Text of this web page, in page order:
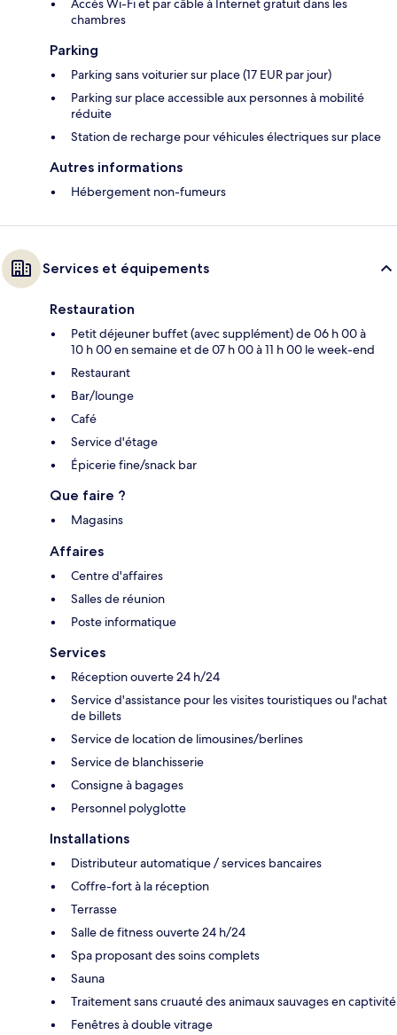
Accès Wi-Fi et par câble à Internet gratuit dans les
chambres
Parking
Parking sans voiturier sur place (17 EUR par jour)
Parking sur place accessible aux personnes à mobilité
réduite
Station de recharge pour véhicules électriques sur place
Autres informations
Hébergement non-fumeurs
Services et équipements
Restauration
Petit déjeuner buffet (avec supplément) de 06 h 00 à
10 h 00 en semaine et de 07 h 00 à 11 h 00 le week-end
Restaurant
Bar/lounge
Café
Service d'étage
Épicerie fine/snack bar
Que faire ?
Magasins
Affaires
Centre d'affaires
Salles de réunion
Poste informatique
Services
Réception ouverte 24 h/24
Service d'assistance pour les visites touristiques ou l'achat
de billets
Service de location de limousines/berlines
Service de blanchisserie
Consigne à bagages
Personnel polyglotte
Installations
Distributeur automatique / services bancaires
Coffre-fort à la réception
Terrasse
Salle de fitness ouverte 24 h/24
Spa proposant des soins complets
Sauna
Traitement sans cruauté des animaux sauvages en captivité
Fenêtres à double vitrage